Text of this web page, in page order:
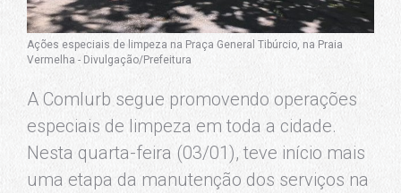
Ações especiais de limpeza na Praça General Tibúrcio, na Praia
Vermelha - Divulgação/Prefeitura
A Comlurb segue promovendo operações
especiais de limpeza em toda a cidade.
Nesta quarta-feira (03/01), teve início mais
uma etapa da manutenção dos serviços na